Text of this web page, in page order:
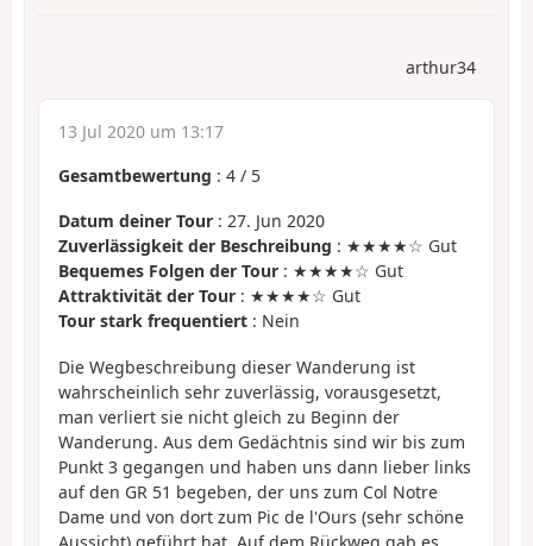
arthur34
13 Jul 2020 um 13:17
Gesamtbewertung : 4 / 5
Datum deiner Tour : 27. Jun 2020
Zuverlässigkeit der Beschreibung : ★★★★☆ Gut
Bequemes Folgen der Tour : ★★★★☆ Gut
Attraktivität der Tour : ★★★★☆ Gut
Tour stark frequentiert : Nein
Die Wegbeschreibung dieser Wanderung ist
wahrscheinlich sehr zuverlässig, vorausgesetzt,
man verliert sie nicht gleich zu Beginn der
Wanderung. Aus dem Gedächtnis sind wir bis zum
Punkt 3 gegangen und haben uns dann lieber links
auf den GR 51 begeben, der uns zum Col Notre
Dame und von dort zum Pic de l'Ours (sehr schöne